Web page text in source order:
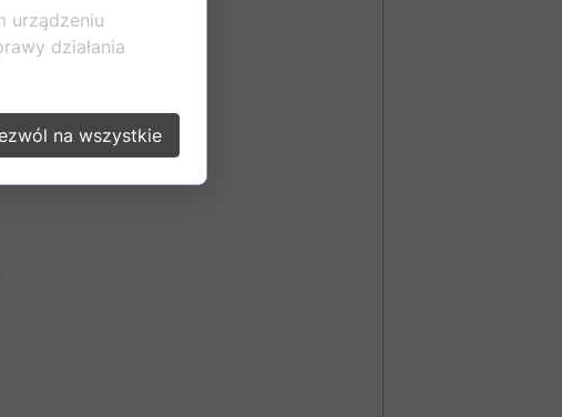
urządzeniu
działania
na wszystkie